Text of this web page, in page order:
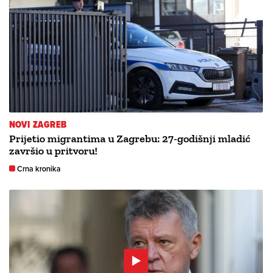
NOVI ZAGREB
Prijetio migrantima u Zagrebu: 27-godišnji mladić
završio u pritvoru!
Crna kronika